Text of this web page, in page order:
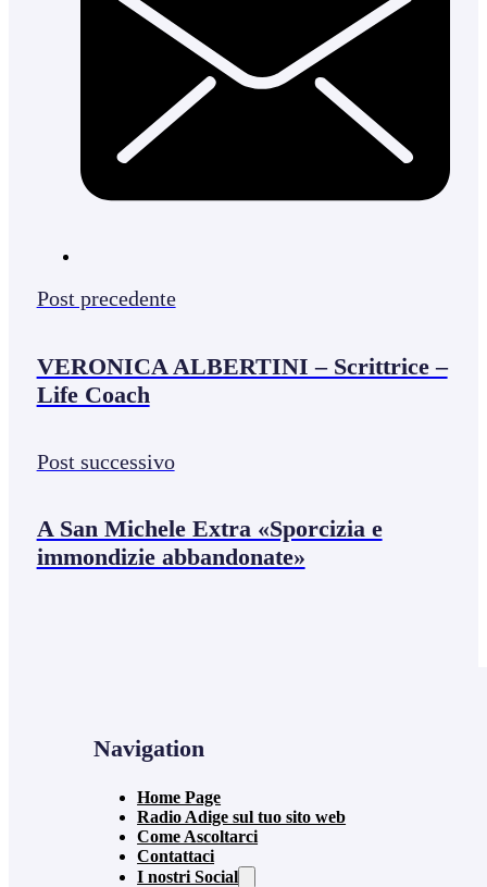
Post precedente
VERONICA ALBERTINI – Scrittrice –
Life Coach
Post successivo
A San Michele Extra «Sporcizia e
immondizie abbandonate»
Navigation
Home Page
Radio Adige sul tuo sito web
Come Ascoltarci
Contattaci
I nostri Social